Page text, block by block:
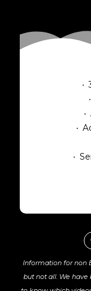
Information for non
but not all. We